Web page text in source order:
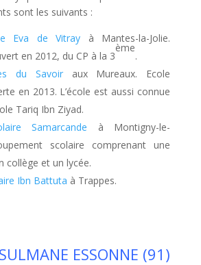
sont les suivants :
Eva de Vitray à Mantes-la-Jolie.
en 2012, du CP à la 3
ème
.
du Savoiraux Mureaux. Ecole
en 2013. L’école est aussi connue
Tariq Ibn Ziyad.
Samarcande à Montigny-le-
scolaire comprenant une
collège et un lycée.
Ibn Battuta à Trappes.
ESSONNE (91)